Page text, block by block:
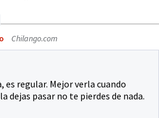
Chilango.com
es regular. Mejor verla cuando
dejas pasar no te pierdes de nada.